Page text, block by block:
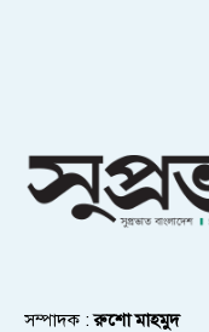
সম্পাদক :রুশো মাহমুদ